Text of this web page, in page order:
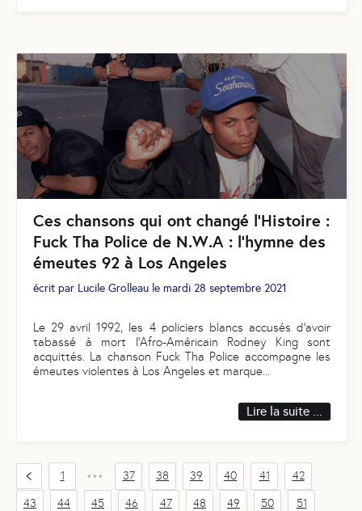
Ces chansons qui ont changé l’Histoire :
Fuck Tha Police de N.W.A : l’hymne des
émeutes 92 à Los Angeles
écrit par Lucile Grolleau le mardi 28 septembre 2021
Le 29 avril 1992, les 4 policiers blancs accusés d’avoir
tabassé à mort l’Afro-Américain Rodney King sont
acquittés. La chanson Fuck Tha Police accompagne les
émeutes violentes à Los Angeles et marque
Lire la suite ...
1 ••• 37 38 39 40 41
42
43
44 45 46 47 48 49 50
51